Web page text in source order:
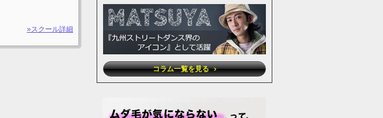
»スクール詳細
コラム一覧を見る